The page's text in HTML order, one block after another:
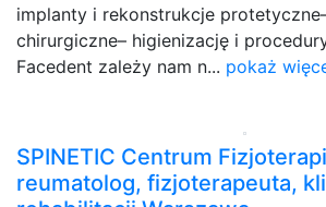
implanty i rekonstrukcje
chirurgiczne– higienizację i
Facedent zależy nam n... pokaż
SPINETIC Centrum
reumatolog, fizjoterapeuta,